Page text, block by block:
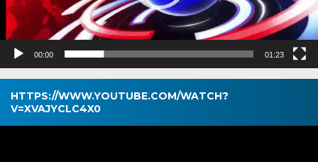
00:00 01:23
HTTPS://WWW.YOUTUBE.COM/WATCH?
V=XVAJYCLC4X0
Pemutar